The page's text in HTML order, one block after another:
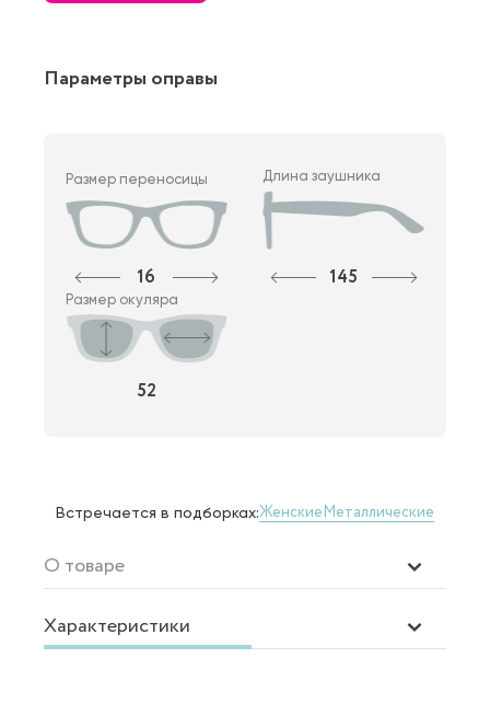
Параметры оправы
Размер переносицы
16
Длина заушника
145
Размер окуляра
52
Встречается в подборках:ЖенскиеМеталлические
О товаре
Характеристики